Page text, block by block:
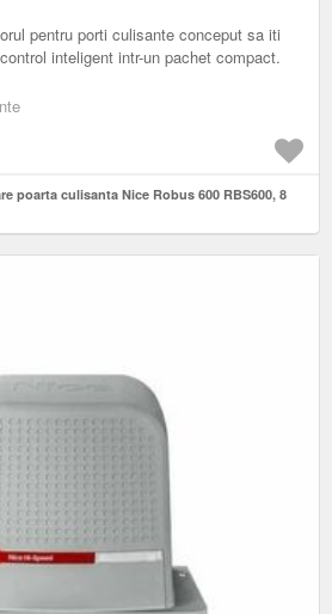
pentru porti culisante conceput sa iti
inteligent intr-un pachet compact.
poarta culisanta Nice Robus 600 RBS600, 8